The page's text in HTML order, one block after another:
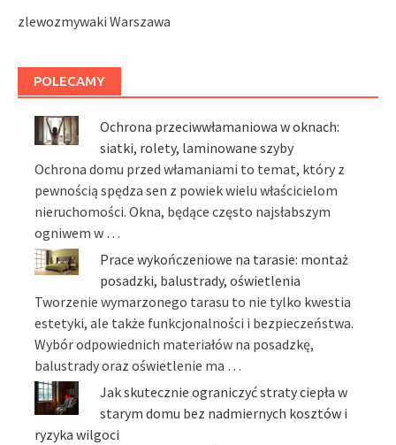
zlewozmywaki Warszawa
POLECAMY
Ochrona przeciwwłamaniowa w oknach:
siatki, rolety, laminowane szyby
Ochrona domu przed włamaniami to temat, który z
pewnością spędza sen z powiek wielu właścicielom
nieruchomości. Okna, będące często najsłabszym
ogniwem w …
Prace wykończeniowe na tarasie: montaż
posadzki, balustrady, oświetlenia
Tworzenie wymarzonego tarasu to nie tylko kwestia
estetyki, ale także funkcjonalności i bezpieczeństwa.
Wybór odpowiednich materiałów na posadzkę,
balustrady oraz oświetlenie ma …
Jak skutecznie ograniczyć straty ciepła w
starym domu bez nadmiernych kosztów i
ryzyka wilgoci